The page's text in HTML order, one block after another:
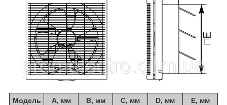
Модель А, мм B, мм C, мм D, мм
E, мм